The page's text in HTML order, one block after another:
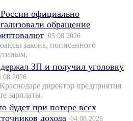
официально
обращение
05.08.2026
закона, пописанного
ЗП и получил уголовку
директор предприятия
зарплаты.
будет при потере всех
дохода 04.08.2026